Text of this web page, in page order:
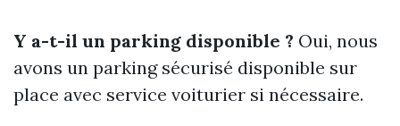
Y a-t-il un parking disponible ? Oui, nous
avons un parking sécurisé disponible sur
place avec service voiturier si nécessaire.